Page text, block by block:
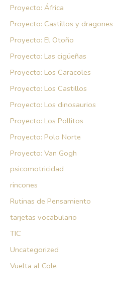
Proyecto: África
Proyecto: Castillos y dragones
Proyecto: El Otoño
Proyecto: Las cigüeñas
Proyecto: Los Caracoles
Proyecto: Los Castillos
Proyecto: Los dinosaurios
Proyecto: Los Pollitos
Proyecto: Polo Norte
Proyecto: Van Gogh
psicomotricidad
rincones
Rutinas de Pensamiento
tarjetas vocabulario
TIC
Uncategorized
Vuelta al Cole